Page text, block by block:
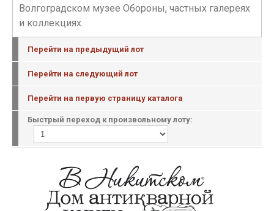
Волгоградском музее Обороны, частных галереях
и коллекциях.
Перейти на предыдущий лот
Перейти на следующий лот
Перейти на первую страницу каталога
Быстрый переход к произвольному лоту: